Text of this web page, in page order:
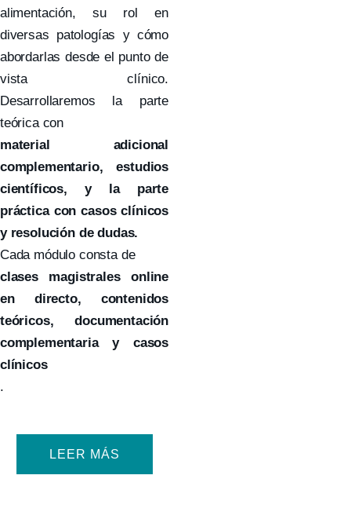
alimentación, su rol en
diversas patologías y cómo
abordarlas desde el punto de
vista clínico.
Desarrollaremos la parte
teórica con
material adicional
complementario, estudios
científicos, y la parte
práctica con casos clínicos
y resolución de dudas.
Cada módulo consta de
clases magistrales online
en directo, contenidos
teóricos, documentación
complementaria y casos
clínicos
.
LEER MÁS